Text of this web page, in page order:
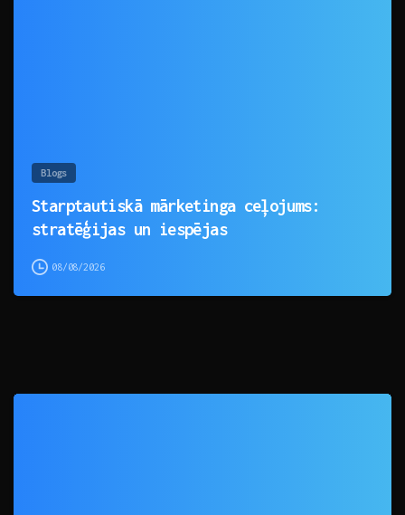
Blogs
Starptautiskā mārketinga ceļojums:
stratēģijas un iespējas
08/08/2026